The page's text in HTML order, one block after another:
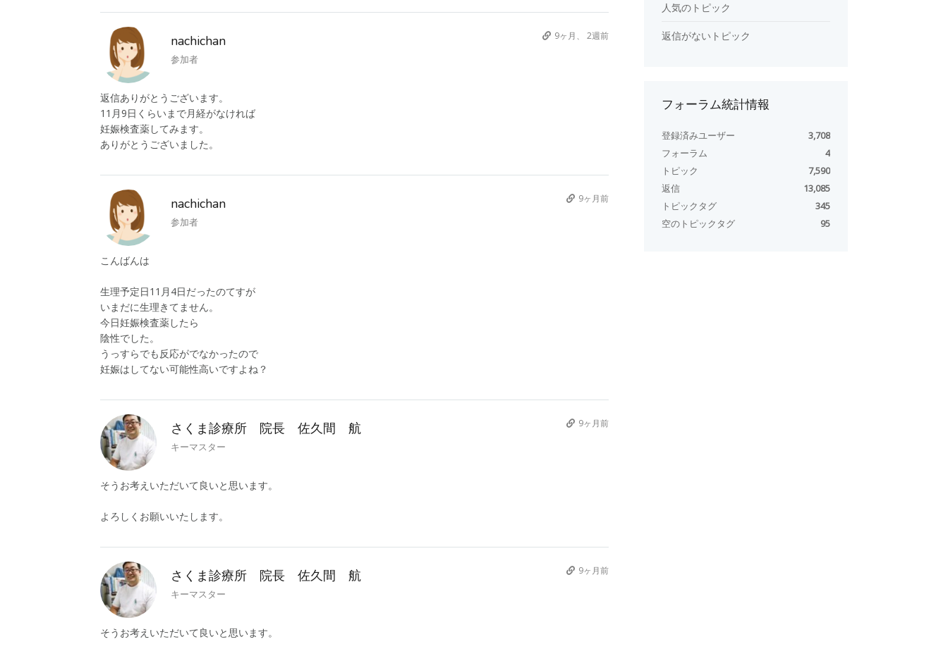
9ヶ月、 2週前
nachichan
参加者
返信ありがとうございます。
11月9日くらいまで月経がなければ
妊娠検査薬してみます。
ありがとうございました。
9ヶ月前
nachichan
参加者
こんばんは
生理予定日11月4日だったのてすが
いまだに生理きてません。
今日妊娠検査薬したら
陰性でした。
うっすらでも反応がでなかったので
妊娠はしてない可能性高いですよね？
9ヶ月前
さくま診療所 院長 佐久間 航
キーマスター
そうお考えいただいて良いと思います。
よろしくお願いいたします。
9ヶ月前
さくま診療所 院長 佐久間 航
キーマスター
そうお考えいただいて良いと思います。
人気のトピック
返信がないトピック
フォーラム統計情報
登録済みユーザー
3,708
フォーラム
4
トピック
7,590
返信
13,085
トピックタグ
345
空のトピックタグ
95